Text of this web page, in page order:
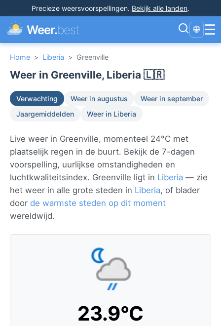
Precieze weersvoorspellingen. Bekijk alle landen.
Weer.best 🌐 ☰
Home > Liberia > Greenville
Weer in Greenville, Liberia 🇱🇷
Verwachting Weer in augustus
Weer in september
Jaargemiddelden
Weer in Liberia
Live weer in Greenville, momenteel 24°C met
plaatselijk regen in de buurt. Bekijk de 7-dagen
voorspelling, uurlijkse omstandigheden en
luchtkwaliteitsindex. Greenville ligt in Liberia — zie
het weer in alle grote steden in Liberia, of blader
door de warmste steden op dit moment
wereldwijd.
23.9°C